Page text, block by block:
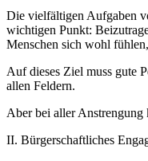
Die vielfältigen Aufgaben
wichtigen Punkt:
Menschen sich wohl
Auf dieses Ziel muss gute
allen Feldern.
Aber bei aller Anstrengung
II. Bürgerschaftliches